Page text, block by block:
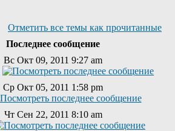
Отметить все темы как прочитанные
Последнее сообщение
Вс Окт 09, 2011 9:27 am
Ср Окт 05, 2011 1:58 pm
Чт Сен 22, 2011 8:10 am